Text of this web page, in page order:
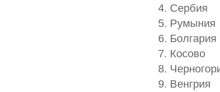
4. Сербия
5. Румыния
6. Болгария
7. Косово
8.
9. Венгрия